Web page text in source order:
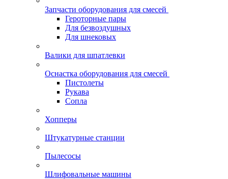
Запчасти оборудования для смесей
Героторные пары
Для безвоздушных
Для шнековых
Валики для шпатлевки
Оснастка оборудования для смесей
Пистолеты
Рукава
Сопла
Хопперы
Штукатурные станции
Пылесосы
Шлифовальные машины